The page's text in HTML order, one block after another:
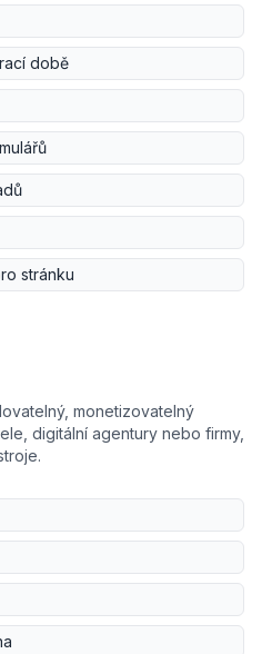
době
stránku
monetizovatelný
digitální agentury nebo firmy,